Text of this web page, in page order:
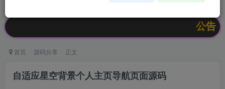
公告：欢
首页 源码分享 正文
自适应星空背景个人主页导航页面源码